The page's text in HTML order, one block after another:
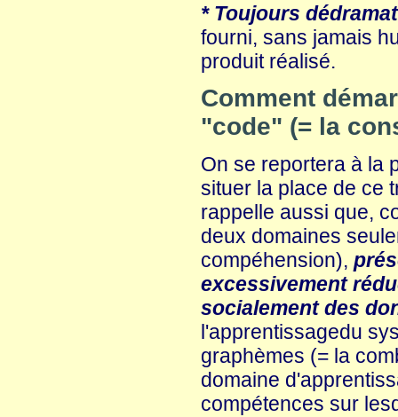
* Toujours
fourni, sans jamais
produit réalisé.
Comment
"code" (= la
On se reportera à la
situer la place de ce
rappelle aussi que,
deux domaines
compéhension),
excessivement
socialement des
l'apprentissagedu
graphèmes (= la
domaine
compétences sur